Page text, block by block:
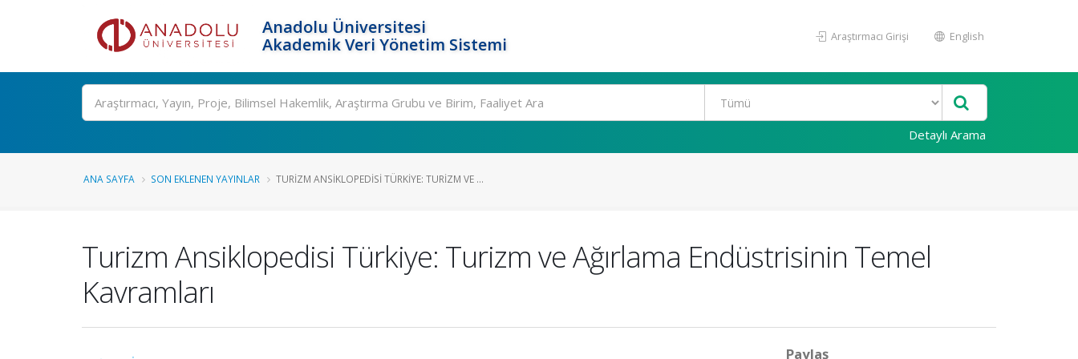
Anadolu Üniversitesi
Akademik Veri Yönetim Sistemi
Araştırmacı Girişi English
Ara
Detaylı Arama
ANA SAYFA SON EKLENEN YAYINLAR TURIZM ANSIKLOPEDISI TÜRKIYE: TURIZM VE ...
Turizm Ansiklopedisi Türkiye: Turizm ve Ağırlama Endüstrisinin Temel
Kavramları
Paylaş